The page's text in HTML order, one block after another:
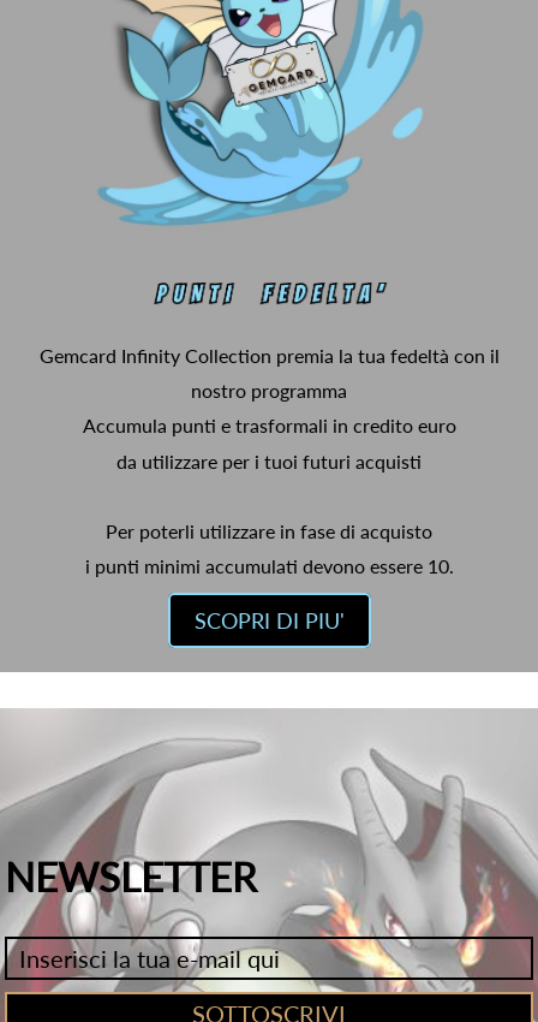
Gemcard Infinity Collection premia la tua fedeltà con il
nostro programma
Accumula punti e trasformali in credito euro
da utilizzare per i tuoi futuri acquisti
Per poterli utilizzare in fase di acquisto
i punti minimi accumulati devono essere 10.
SCOPRI DI PIU'
NEWSLETTER